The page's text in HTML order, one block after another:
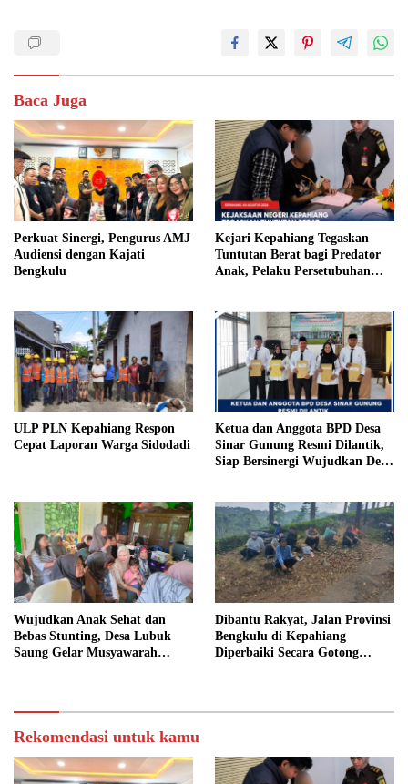
Baca Juga
Perkuat Sinergi, Pengurus AMJ
Audiensi dengan Kajati
Bengkulu
Kejari Kepahiang Tegaskan
Tuntutan Berat bagi Predator
Anak, Pelaku Persetubuhan
Penjara
ULP PLN Kepahiang Respon
Cepat Laporan Warga Sidodadi
Ketua dan Anggota BPD Desa
Sinar Gunung Resmi Dilantik,
Siap Bersinergi Wujudkan Desa
Wujudkan Anak Sehat dan
Bebas Stunting, Desa Lubuk
Saung Gelar Musyawarah
Dibantu Rakyat, Jalan Provinsi
Bengkulu di Kepahiang
Diperbaiki Secara Gotong
Rekomendasi untuk kamu